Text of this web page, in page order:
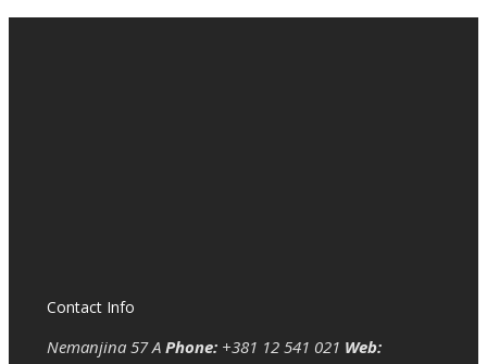
Contact Info
Nemanjina 57 A Phone:+381 12 541 021 Web: